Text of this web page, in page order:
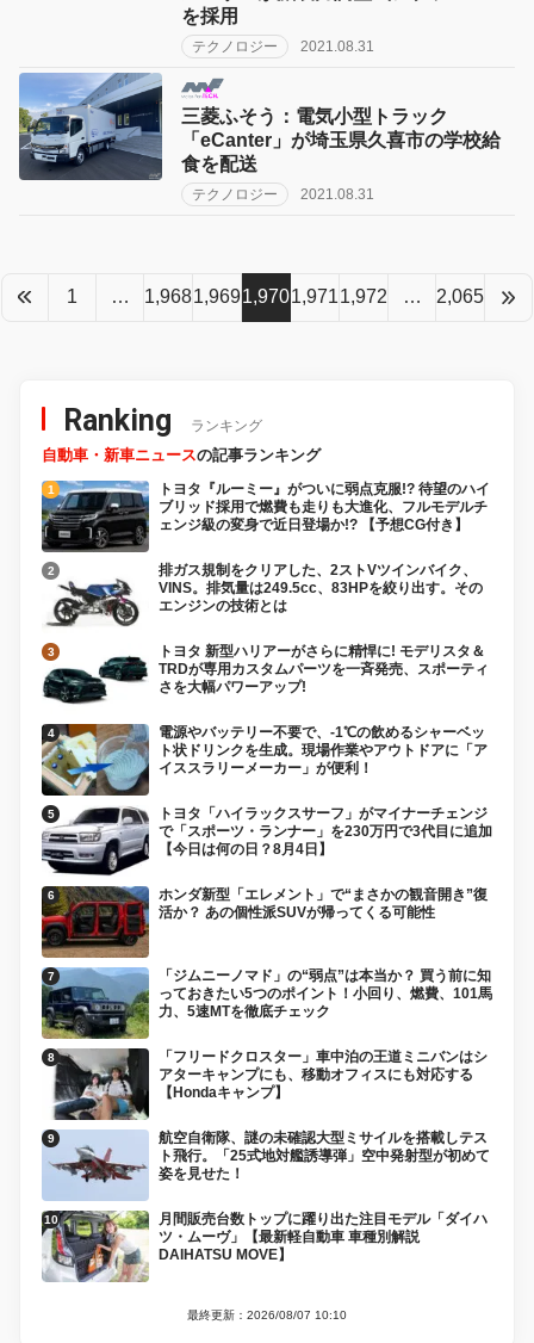
を採用
テクノロジー 2021.08.31
三菱ふそう：電気小型トラック
「eCanter」が埼玉県久喜市の学校給
食を配送
テクノロジー 2021.08.31
1 … 1,9681,9691,9701,9711,972 … 2,065
Ranking ランキング
自動車・新車ニュースの記事ランキング
トヨタ『ルーミー』がついに弱点克服!? 待望のハイ
ブリッド採用で燃費も走りも大進化、フルモデルチ
ェンジ級の変身で近日登場か!? 【予想CG付き】
排ガス規制をクリアした、2ストVツインバイク、
VINS。排気量は249.5cc、83HPを絞り出す。その
エンジンの技術とは
トヨタ 新型ハリアーがさらに精悍に! モデリスタ＆
TRDが専用カスタムパーツを一斉発売、スポーティ
さを大幅パワーアップ!
電源やバッテリー不要で、-1℃の飲めるシャーベッ
ト状ドリンクを生成。現場作業やアウトドアに「ア
イススラリーメーカー」が便利！
トヨタ「ハイラックスサーフ」がマイナーチェンジ
で「スポーツ・ランナー」を230万円で3代目に追加
【今日は何の日？8月4日】
ホンダ新型「エレメント」で“まさかの観音開き”復
活か？ あの個性派SUVが帰ってくる可能性
「ジムニーノマド」の“弱点”は本当か？ 買う前に知
っておきたい5つのポイント！小回り、燃費、101馬
力、5速MTを徹底チェック
「フリードクロスター」車中泊の王道ミニバンはシ
アターキャンプにも、移動オフィスにも対応する
【Hondaキャンプ】
航空自衛隊、謎の未確認大型ミサイルを搭載しテス
ト飛行。「25式地対艦誘導弾」空中発射型が初めて
姿を見せた！
月間販売台数トップに躍り出た注目モデル「ダイハ
ツ・ムーヴ」【最新軽自動車 車種別解説
DAIHATSU MOVE】
最終更新：2026/08/07 10:10